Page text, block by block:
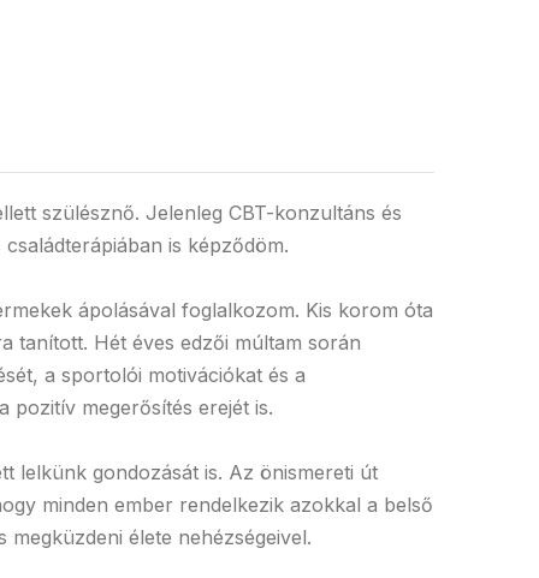
szülésznő. Jelenleg CBT-konzultáns és
is képződöm.
ápolásával foglalkozom. Kis korom óta
tanított. Hét éves edzői múltam során
a sportolói motivációkat és a
pozitív megerősítés erejét is.
lelkünk gondozását is. Az önismereti út
minden ember rendelkezik azokkal a belső
élete nehézségeivel.